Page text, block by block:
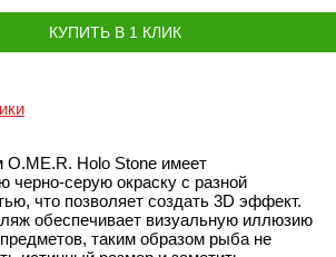
КУПИТЬ В 1 КЛИК
O.ME.R. Holo Stone имеет
черно-серую окраску с разной
что позволяет создать 3D эффект.
обеспечивает визуальную иллюзию
таким образом рыба не